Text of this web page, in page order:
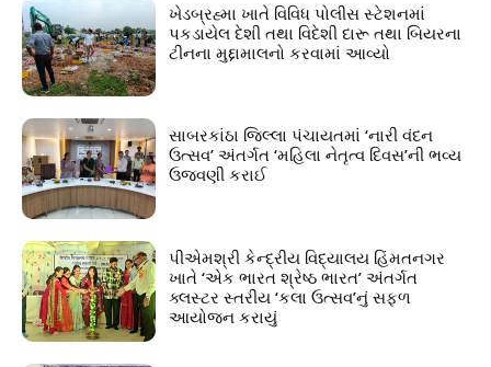
ખેડબ્રહ્મા ખાતે વિવિધ પોલીસ સ્ટેશનમાં
પકડાયેલ દેશી તથા વિદેશી દારૂ તથા બિયરના
ટીનના મુદ્દામાલનો કરવામાં આવ્યો
સાબરકાંઠા જિલ્લા પંચાયતમાં ‘નારી વંદન
ઉત્સવ’ અંતર્ગત ‘મહિલા નેતૃત્વ દિવસ’ની ભવ્ય
ઉજવણી કરાઈ
પીએમશ્રી કેન્દ્રીય વિદ્યાલય હિંમતનગર
ખાતે ‘એક ભારત શ્રેષ્ઠ ભારત’ અંતર્ગત
ક્લસ્ટર સ્તરીય ‘કલા ઉત્સવ’નું સફળ
આયોજન કરાયું